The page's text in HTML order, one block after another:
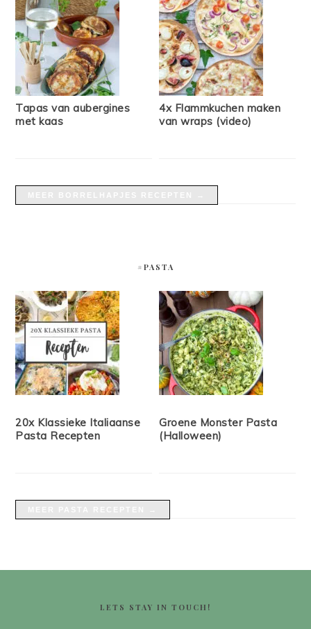
Tapas van aubergines
met kaas
4x Flammkuchen maken
van wraps (video)
#PASTA
20x Klassieke Italiaanse
Pasta Recepten
Groene Monster Pasta
(Halloween)
LETS STAY IN TOUCH!